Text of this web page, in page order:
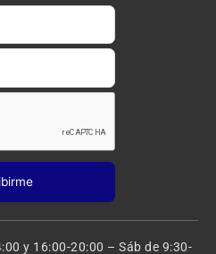
g
a
y 16:00-20:00 – Sáb de 9:30-